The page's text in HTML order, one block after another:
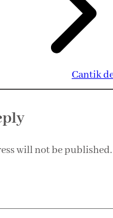
Cantik
will not be published.